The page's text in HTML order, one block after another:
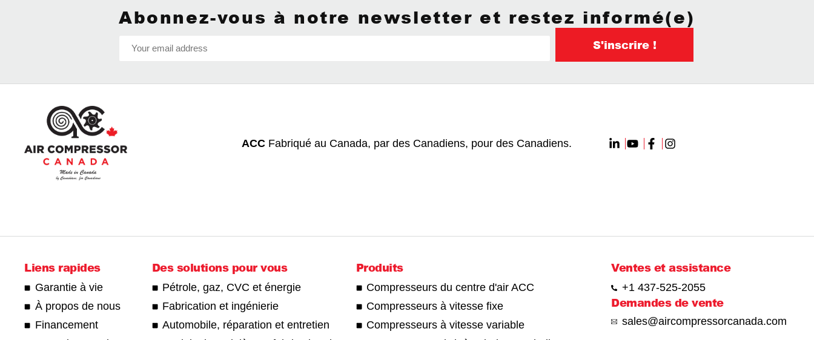
Abonnez-vous à notre newsletter et restez informé(e)
S'inscrire !
ACC Fabriqué au Canada, par des Canadiens, pour des Canadiens.
Liens rapides
Garantie à vie
À propos de nous
Financement
Des solutions pour vous
Pétrole, gaz, CVC et énergie
Fabrication et ingénierie
Automobile, réparation et entretien
Produits
Compresseurs du centre d'air ACC
Compresseurs à vitesse fixe
Compresseurs à vitesse variable
Ventes et assistance
+1 437-525-2055
Demandes de vente
sales@aircompressorcanada.com